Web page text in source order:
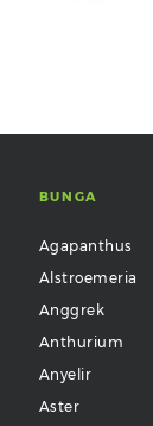
BUNGA
Agapanthus
Alstroemeria
Anggrek
Anthurium
Anyelir
Aster